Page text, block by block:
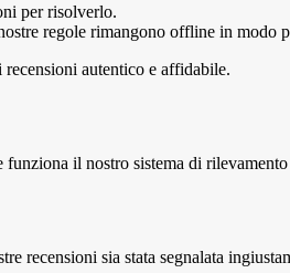
per risolverlo.
regole rimangono offline in modo
autentico e affidabile.
il nostro sistema di
recensioni sia stata segnalata